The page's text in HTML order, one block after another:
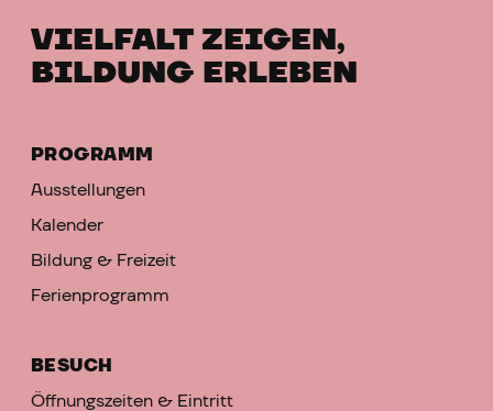
VIELFALT ZEIGEN,
BILDUNG ERLEBEN
PROGRAMM
Ausstellungen
Kalender
Bildung & Freizeit
Ferienprogramm
BESUCH
Öffnungszeiten & Eintritt